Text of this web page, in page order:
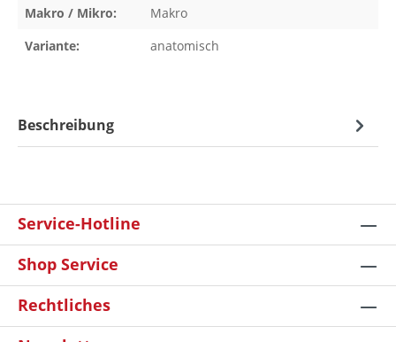
Makro / Mikro:
Makro
Variante:
anatomisch
Beschreibung
Service-Hotline
Shop Service
Rechtliches